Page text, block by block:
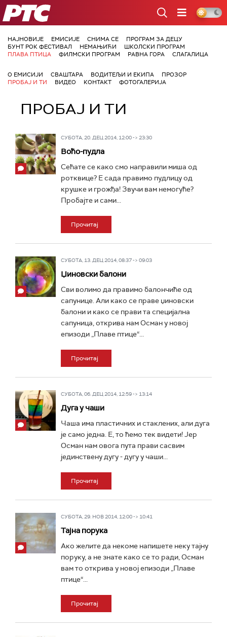
РТС
НАЈНОВИЈЕ ЕМИСИЈЕ СНИМА СЕ
ПРОГРАМ ЗА ДЕЦУ
БУНТ РОК ФЕСТИВАЛ
НЕМАЊИЋИ
ШКОЛСКИ ПРОГРАМ
ПЛАВА ПТИЦА
ФИЛМСКИ ПРОГРАМ РАВНА ГОРА СЛАГАЛИЦА
О ЕМИСИЈИ СВАШТАРА ВОДИТЕЉИ И ЕКИПА
ПРОЗОР
ПРОБАЈ И ТИ
ВИДЕО КОНТАКТ ФОТОГАЛЕРИЈА
ПРОБАЈ И ТИ
СУБОТА, 20. ДЕЦ 2014, 12:00 -> 23:30
Воћо-пудла
Сећате се како смо направили миша од
ротквице? Е сада правимо пудлицу од
крушке и грожђа! Звучи вам немогуће?
Пробајте и сами...
Прочитај
СУБОТА, 13. ДЕЦ 2014, 08:37 -> 09:03
Џиновски балони
Сви волимо да правимо балончиће од
сапунице. Али како се праве џиновски
балони и како се прави та специјална
сапуница, открива нам Осман у новој
епизоди „Плаве птице“...
Прочитај
СУБОТА, 06. ДЕЦ 2014, 12:59 -> 13:14
Дуга у чаши
Чаша има пластичних и стаклених, али дуга
је само једна. Е, то ћемо тек видети! Јер
Осман нам овога пута прави сасвим
јединствену дугу - дугу у чаши...
Прочитај
СУБОТА, 29. НОВ 2014, 12:00 -> 10:41
Тајна порука
Ако желите да некоме напишете неку тајну
поруку, а не знате како се то ради, Осман
вам то открива у новој епизоди „Плаве
птице“...
Прочитај